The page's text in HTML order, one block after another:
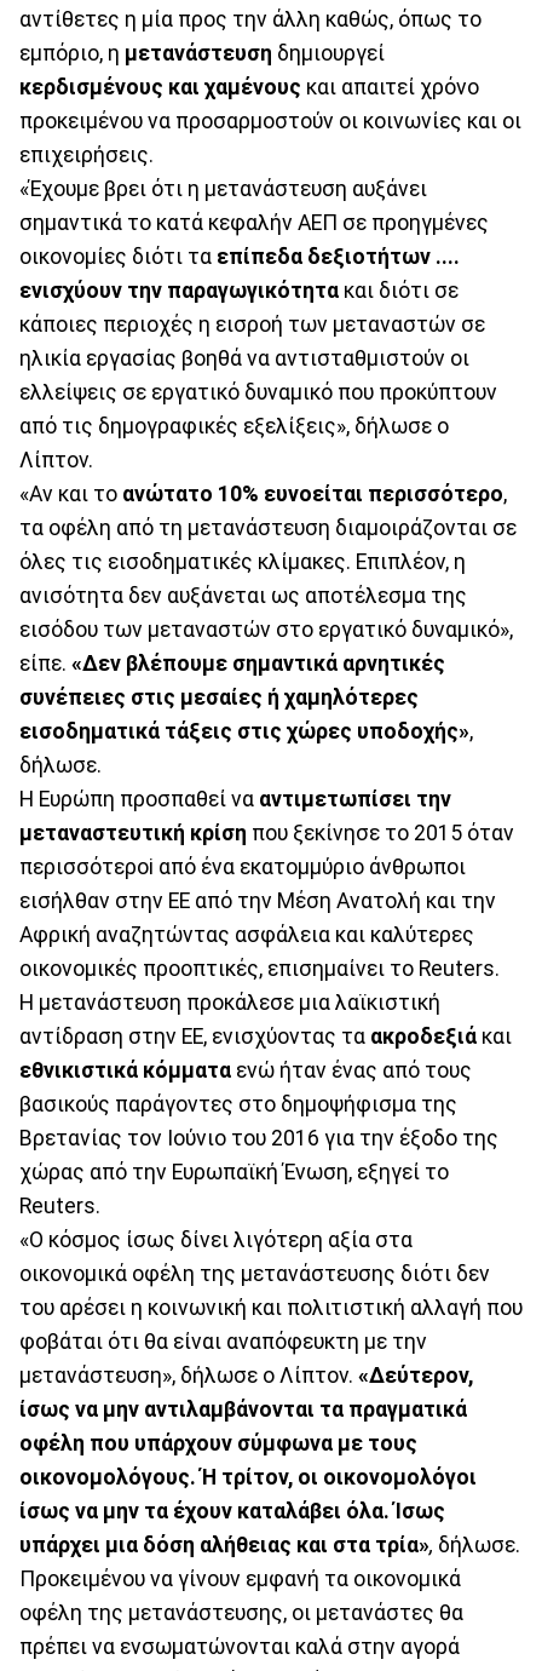
αντίθετες η μία προς την άλλη καθώς, όπως το
εμπόριο, η μετανάστευση δημιουργεί
κερδισμένους και χαμένους και απαιτεί χρόνο
προκειμένου να προσαρμοστούν οι κοινωνίες και οι
επιχειρήσεις.
«Έχουμε βρει ότι η μετανάστευση αυξάνει
σημαντικά το κατά κεφαλήν ΑΕΠ σε προηγμένες
οικονομίες διότι τα επίπεδα δεξιοτήτων ....
ενισχύουν την παραγωγικότητα και διότι σε
κάποιες περιοχές η εισροή των μεταναστών σε
ηλικία εργασίας βοηθά να αντισταθμιστούν οι
ελλείψεις σε εργατικό δυναμικό που προκύπτουν
από τις δημογραφικές εξελίξεις», δήλωσε ο
Λίπτον.
«Αν και το ανώτατο 10% ευνοείται περισσότερο,
τα οφέλη από τη μετανάστευση διαμοιράζονται σε
όλες τις εισοδηματικές κλίμακες. Επιπλέον, η
ανισότητα δεν αυξάνεται ως αποτέλεσμα της
εισόδου των μεταναστών στο εργατικό δυναμικό»,
είπε. «Δεν βλέπουμε σημαντικά αρνητικές
συνέπειες στις μεσαίες ή χαμηλότερες
εισοδηματικά τάξεις στις χώρες υποδοχής»,
δήλωσε.
Η Ευρώπη προσπαθεί να αντιμετωπίσει την
μεταναστευτική κρίση που ξεκίνησε το 2015 όταν
περισσότεροi από ένα εκατομμύριο άνθρωποι
εισήλθαν στην ΕΕ από την Μέση Ανατολή και την
Αφρική αναζητώντας ασφάλεια και καλύτερες
οικονομικές προοπτικές, επισημαίνει το Reuters.
Η μετανάστευση προκάλεσε μια λαϊκιστική
αντίδραση στην ΕΕ, ενισχύοντας τα ακροδεξιά και
εθνικιστικά κόμματα ενώ ήταν ένας από τους
βασικούς παράγοντες στο δημοψήφισμα της
Βρετανίας τον Ιούνιο του 2016 για την έξοδο της
χώρας από την Ευρωπαϊκή Ένωση, εξηγεί το
Reuters.
«Ο κόσμος ίσως δίνει λιγότερη αξία στα
οικονομικά οφέλη της μετανάστευσης διότι δεν
του αρέσει η κοινωνική και πολιτιστική αλλαγή που
φοβάται ότι θα είναι αναπόφευκτη με την
μετανάστευση», δήλωσε ο Λίπτον. «Δεύτερον,
ίσως να μην αντιλαμβάνονται τα πραγματικά
οφέλη που υπάρχουν σύμφωνα με τους
οικονομολόγους. Ή τρίτον, οι οικονομολόγοι
ίσως να μην τα έχουν καταλάβει όλα. Ίσως
υπάρχει μια δόση αλήθειας και στα τρία», δήλωσε.
Προκειμένου να γίνουν εμφανή τα οικονομικά
οφέλη της μετανάστευσης, οι μετανάστες θα
πρέπει να ενσωματώνονται καλά στην αγορά